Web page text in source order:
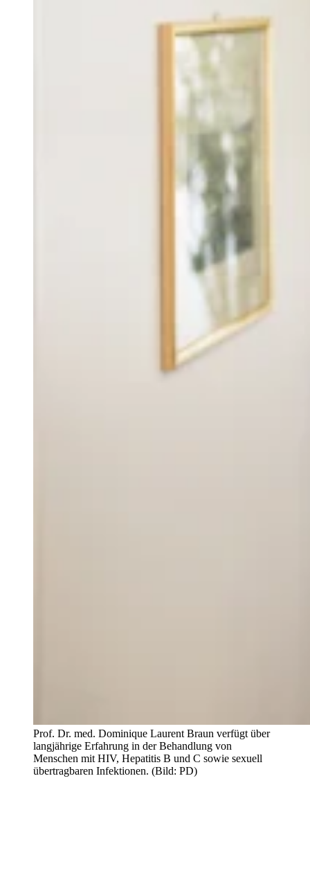
Prof. Dr. med. Dominique Laurent Braun verfügt über
langjährige Erfahrung in der Behandlung von
Menschen mit HIV, Hepatitis B und C sowie sexuell
übertragbaren Infektionen. (Bild: PD)